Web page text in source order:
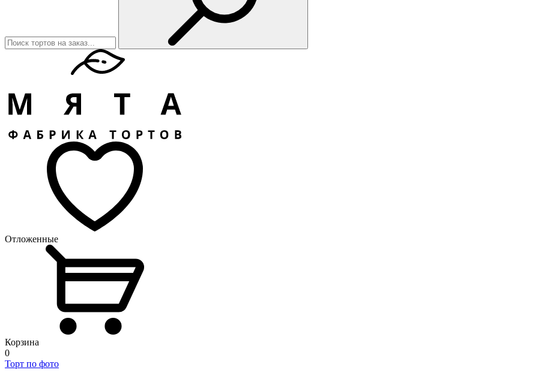
Отложенные
Корзина
0
Торт по фото